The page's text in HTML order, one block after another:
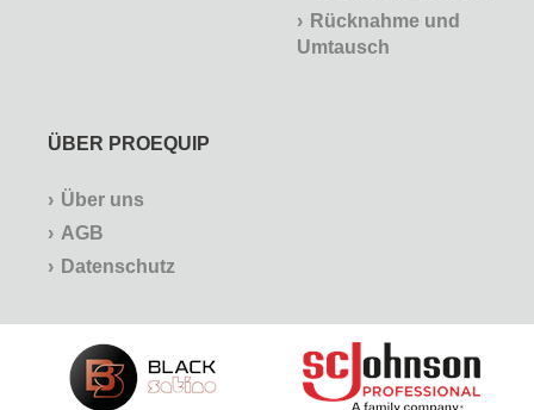
Rücknahme und
Umtausch
ÜBER PROEQUIP
Über uns
AGB
Datenschutz